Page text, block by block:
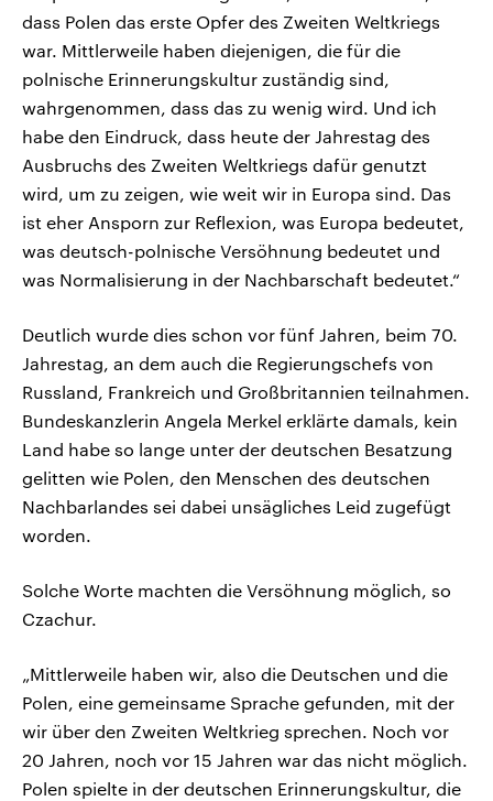
dass Polen das erste Opfer des Zweiten Weltkriegs
war. Mittlerweile haben diejenigen, die für die
polnische Erinnerungskultur zuständig sind,
wahrgenommen, dass das zu wenig wird. Und ich
habe den Eindruck, dass heute der Jahrestag des
Ausbruchs des Zweiten Weltkriegs dafür genutzt
wird, um zu zeigen, wie weit wir in Europa sind. Das
ist eher Ansporn zur Reflexion, was Europa bedeutet,
was deutsch-polnische Versöhnung bedeutet und
was Normalisierung in der Nachbarschaft bedeutet.“
Deutlich wurde dies schon vor fünf Jahren, beim 70.
Jahrestag, an dem auch die Regierungschefs von
Russland, Frankreich und Großbritannien teilnahmen.
Bundeskanzlerin Angela Merkel erklärte damals, kein
Land habe so lange unter der deutschen Besatzung
gelitten wie Polen, den Menschen des deutschen
Nachbarlandes sei dabei unsägliches Leid zugefügt
worden.
Solche Worte machten die Versöhnung möglich, so
Czachur.
„Mittlerweile haben wir, also die Deutschen und die
Polen, eine gemeinsame Sprache gefunden, mit der
wir über den Zweiten Weltkrieg sprechen. Noch vor
20 Jahren, noch vor 15 Jahren war das nicht möglich.
Polen spielte in der deutschen Erinnerungskultur, die